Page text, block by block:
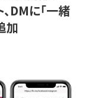
DMに「一緒
加